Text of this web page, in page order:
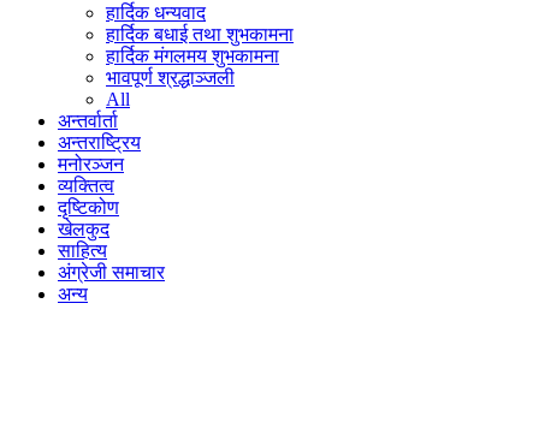
हार्दिक धन्यवाद
हार्दिक बधाई तथा शुभकामना
हार्दिक मंगलमय शुभकामना
भावपूर्ण श्रद्धाञ्जली
All
अन्तर्वार्ता
अन्तराष्ट्रिय
मनोरञ्जन
व्यक्तित्व
दृष्टिकोण
खेलकुद
साहित्य
अंग्रेजी समाचार
अन्य